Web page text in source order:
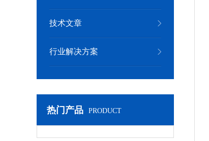
技术文章
行业解决方案
热门产品 PRODUCT